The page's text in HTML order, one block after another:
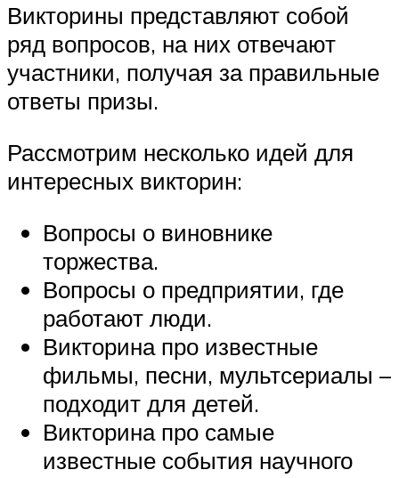
Викторины представляют собой
ряд вопросов, на них отвечают
участники, получая за правильные
ответы призы.
Рассмотрим несколько идей для
интересных викторин:
Вопросы о виновнике
торжества.
Вопросы о предприятии, где
работают люди.
Викторина про известные
фильмы, песни, мультсериалы –
подходит для детей.
Викторина про самые
известные события научного